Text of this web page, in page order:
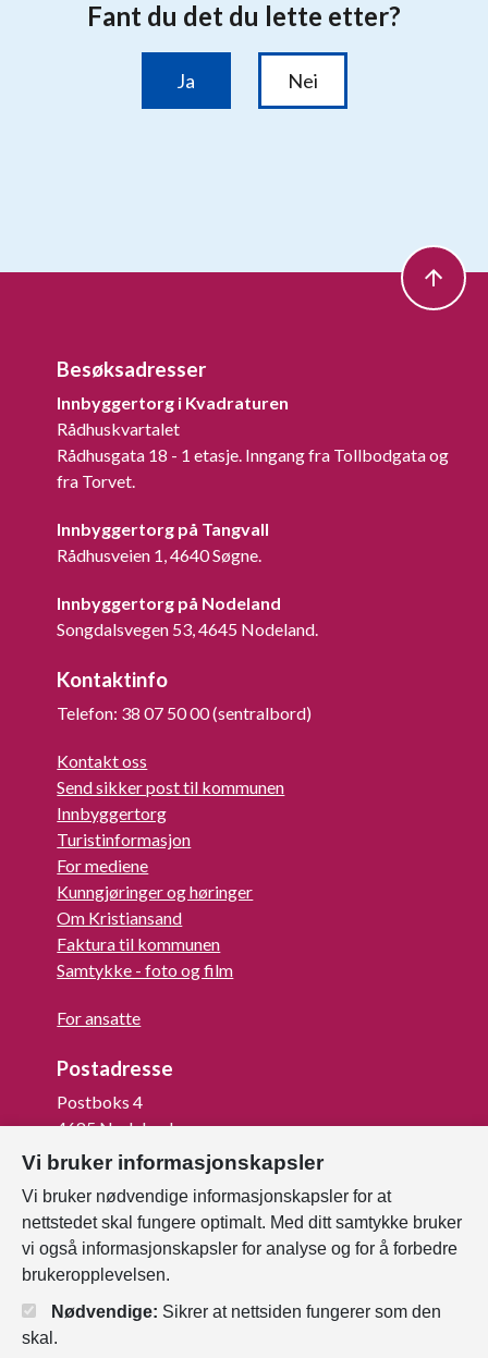
Besøksadresser
Innbyggertorg i Kvadraturen
Rådhuskvartalet
Rådhusgata 18 - 1 etasje. Inngang fra Tollbodgata og
fra Torvet.
Innbyggertorg på Tangvall
Rådhusveien 1, 4640 Søgne.
Innbyggertorg på Nodeland
Songdalsvegen 53, 4645 Nodeland.
Kontaktinfo
Telefon: 38 07 50 00 (sentralbord)
Kontakt oss
Send sikker post til kommunen
Innbyggertorg
Turistinformasjon
For mediene
Kunngjøringer og høringer
Om Kristiansand
Faktura til kommunen
Samtykke - foto og film
For ansatte
Postadresse
Postboks 4
4685 Nodeland
Org.nr: 820 852 982
Last ned vår innbygger -app
Vi bruker informasjonskapsler
Vi bruker nødvendige informasjonskapsler for at
nettstedet skal fungere optimalt. Med ditt samtykke bruker
vi også informasjonskapsler for analyse og for å forbedre
brukeropplevelsen.
Nødvendige: Sikrer at nettsiden fungerer som den
skal.